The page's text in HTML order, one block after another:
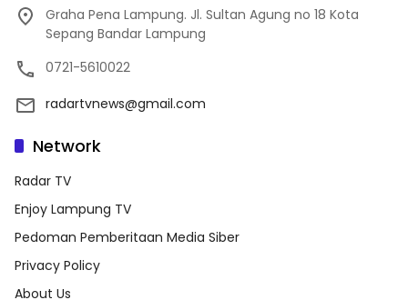
Graha Pena Lampung. Jl. Sultan Agung no 18 Kota
Sepang Bandar Lampung
0721-5610022
radartvnews@gmail.com
Network
Radar TV
Enjoy Lampung TV
Pedoman Pemberitaan Media Siber
Privacy Policy
About Us